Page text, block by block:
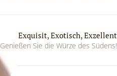
Exquisit, Exotisch, Exzellent
Genießen Sie die Würze des Südens!